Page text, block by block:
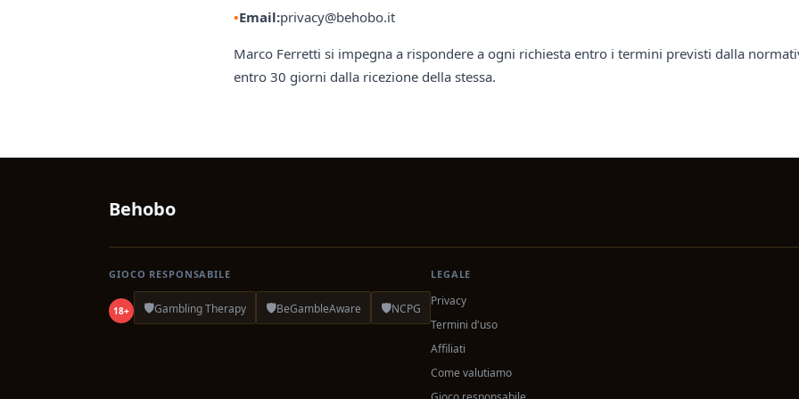
Email:privacy@behobo.it
Marco Ferretti si impegna a rispondere a ogni richiesta entro i termini previsti dalla
entro 30 giorni dalla ricezione della stessa.
Behobo
GIOCO RESPONSABILE
18+ 🛡️Gambling Therapy 🛡️BeGambleAware 🛡️NCPG
LEGALE
Privacy
Termini d'uso
Affiliati
Come valutiamo